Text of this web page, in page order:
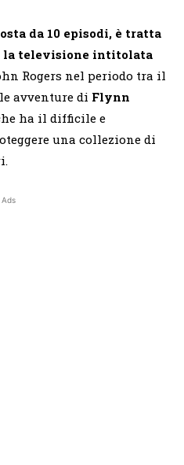
da 10 episodi, è tratta
la televisione intitolata
Rogers nel periodo tra il
avventure di Flynn
ha il difficile e
una collezione di
Ads